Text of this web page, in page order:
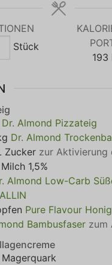
Stück
193
Dr. Almond Pizzateig
Dr. Almond
Zucker zur Aktivierung
Milch 1,5%
Almond Low-Carb
Pure Flavour Honig
Bambusfaser zum
Magerquark